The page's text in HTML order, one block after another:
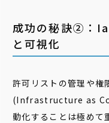
成功の秘訣②：
と可視化
許可リストの管理や
(Infrastructure as
動化することは極めて